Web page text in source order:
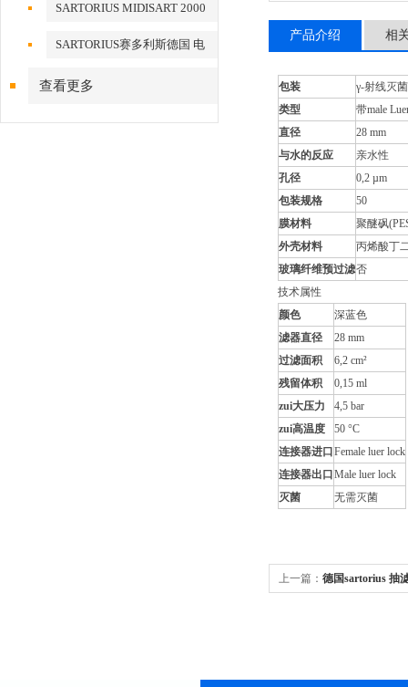
SARTORIUS MIDISART 2000
SARTORIUS赛多利斯德国 电
查看更多
产品介绍 相
包装
γ-射线灭
类型
带male
直径
28 mm
与水的反应
亲水性
孔径
0,2 µm
包装规格
50
膜材料
聚醚砜
外壳材料
丙烯酸丁
玻璃纤维预过滤否
技术属性
颜色
深蓝色
滤器直径
28 mm
过滤面积
6,2 cm²
残留体积
0,15 ml
zui大压力
4,5 bar
zui高温度
50 °C
连接器进口 Female luer lock
连接器出口 Male luer lock
灭菌
无需灭菌
上一篇： 德国sartorius 抽